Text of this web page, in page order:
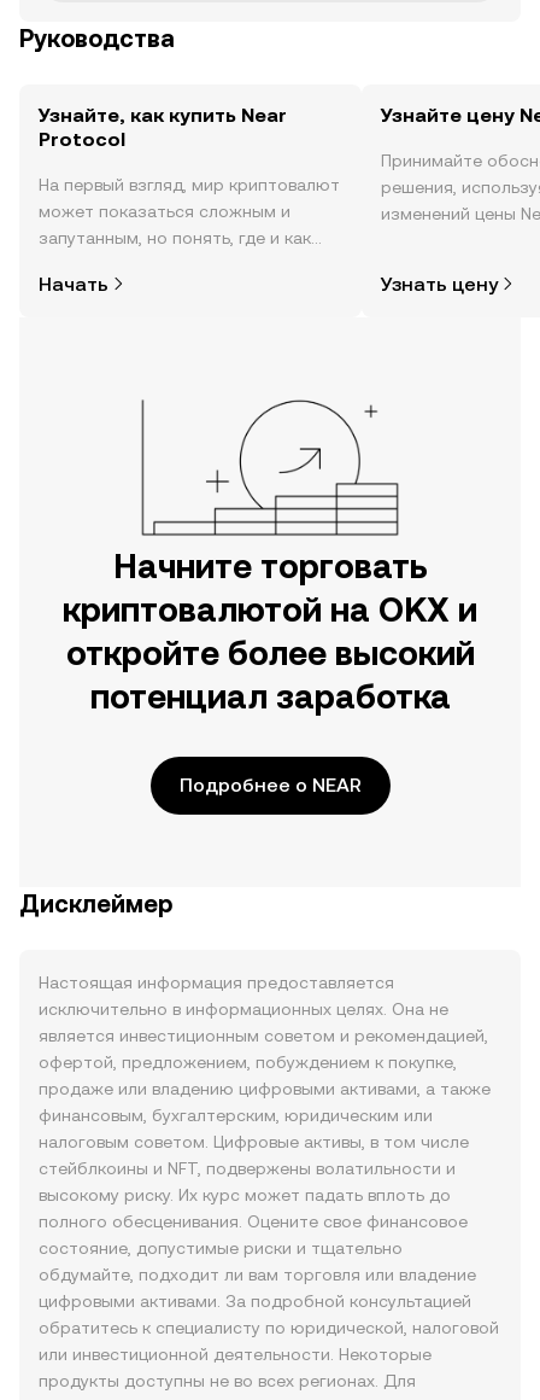
Руководства
Узнайте, как купить Near
Protocol
На первый взгляд, мир криптовалют
может показаться сложным и
запутанным, но понять, где и как
так сложно. Начните исследовать
Начать
Узнайте цену
Принимайте
решения,
изменений цены
новости и многое
Узнать цену
Начните торговать
криптовалютой на OKX и
откройте более высокий
потенциал заработка
Подробнее о NEAR
Дисклеймер
Настоящая информация предоставляется
исключительно в информационных целях. Она не
является инвестиционным советом и рекомендацией,
офертой, предложением, побуждением к покупке,
продаже или владению цифровыми активами, а также
финансовым, бухгалтерским, юридическим или
налоговым советом. Цифровые активы, в том числе
стейблкоины и NFT, подвержены волатильности и
высокому риску. Их курс может падать вплоть до
полного обесценивания. Оцените свое финансовое
состояние, допустимые риски и тщательно
обдумайте, подходит ли вам торговля или владение
цифровыми активами. За подробной консультацией
обратитесь к специалисту по юридической, налоговой
или инвестиционной деятельности. Некоторые
продукты доступны не во всех регионах. Для